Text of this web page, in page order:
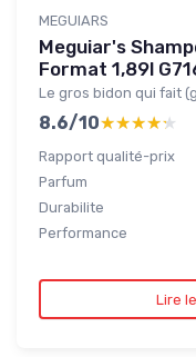
MEGUIARS
Meguiar's
Format 1,89l
Le gros bidon qui fait
8.6/10★★★★★
★★★★★
Rapport qualité-prix
Parfum
Durabilite
Performance
Lire